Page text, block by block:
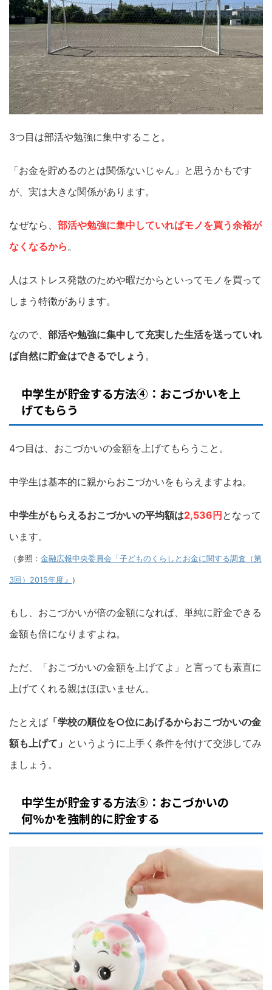
3つ目は部活や勉強に集中すること。
「お金を貯めるのとは関係ないじゃん」と思うかもです
が、実は大きな関係があります。
なぜなら、 部活や勉強に集中していればモノを買う余裕が
なくなるから 。
人はストレス発散のためや暇だからといってモノを買って
しまう特徴があります。
なので、 部活や勉強に集中して充実した生活を送っていれ
ば自然に貯金はできるでしょう 。
中学生が貯金する方法④：おこづかいを上
げてもらう
4つ目は、おこづかいの金額を上げてもらうこと。
中学生は基本的に親からおこづかいをもらえますよね。
中学生がもらえるおこづかいの平均額は2,536円となって
います。
（参照： 金融広報中央委員会「子どものくらしとお金に関する調査（第
3回）2015年度 」 ）
もし、おこづかいが倍の金額になれば、単純に貯金できる
金額も倍になりますよね。
ただ、「おこづかいの金額を上げてよ」と言っても素直に
上げてくれる親はほぼいません。
たとえば 「学校の順位を○位にあげるからおこづかいの金
額も上げて」 というように上手く条件を付けて交渉してみ
ましょう。
中学生が貯金する方法⑤：おこづかいの
何%かを強制的に貯金する